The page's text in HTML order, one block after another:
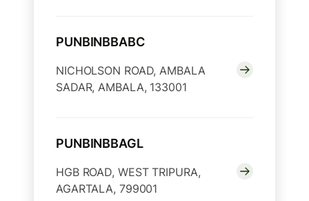
PUNBINBBABC
NICHOLSON ROAD, AMBALA
SADAR, AMBALA, 133001
PUNBINBBAGL
HGB ROAD, WEST TRIPURA,
AGARTALA, 799001